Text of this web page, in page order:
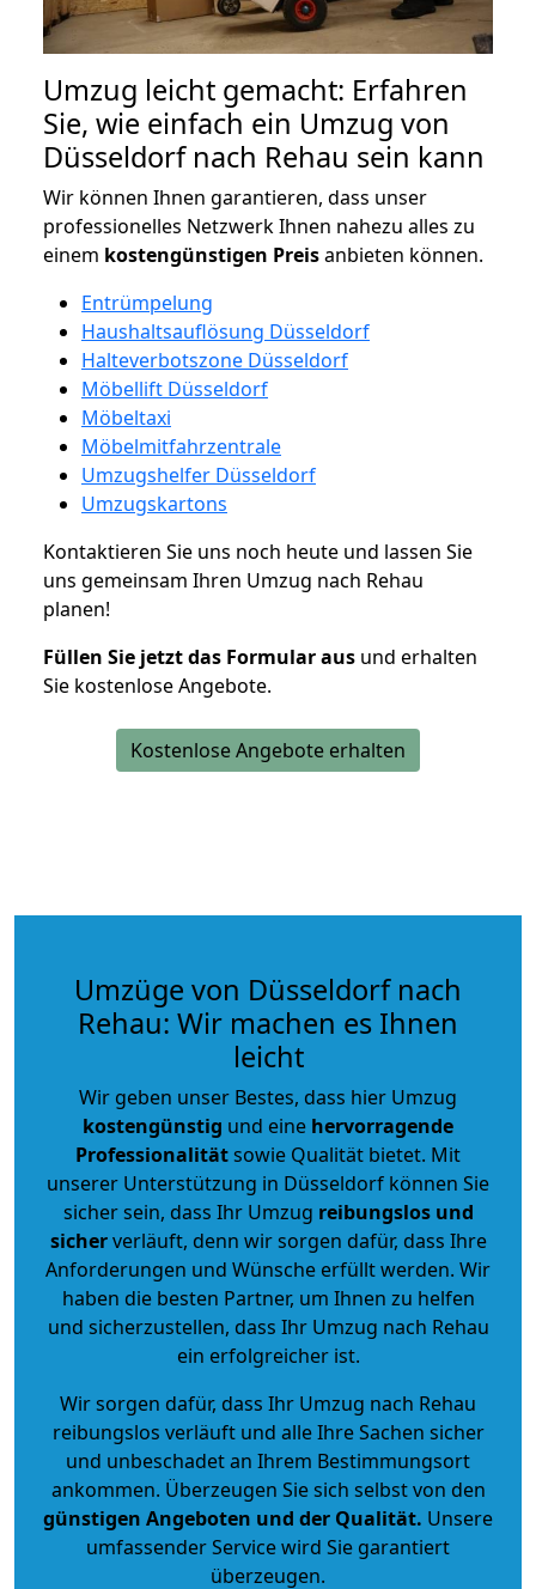
Umzug leicht gemacht: Erfahren
Sie, wie einfach ein Umzug von
Düsseldorf nach Rehau sein kann
Wir können Ihnen garantieren, dass unser
professionelles Netzwerk Ihnen nahezu alles zu
einem kostengünstigen Preisanbieten können.
Entrümpelung
Haushaltsauflösung Düsseldorf
Halteverbotszone Düsseldorf
Möbellift Düsseldorf
Möbeltaxi
Möbelmitfahrzentrale
Umzugshelfer Düsseldorf
Umzugskartons
Kontaktieren Sie uns noch heute und lassen Sie
uns gemeinsam Ihren Umzug nach Rehau
planen!
Füllen Sie jetzt das Formular aus und erhalten
Sie kostenlose Angebote.
Kostenlose Angebote erhalten
Umzüge von Düsseldorf nach
Rehau: Wir machen es Ihnen
leicht
Wir geben unser Bestes, dass hier Umzug
kostengünstig und eine hervorragende
Professionalitätsowie Qualität bietet. Mit
unserer Unterstützung in Düsseldorf können Sie
sicher sein, dass Ihr Umzug reibungslos und
sicherverläuft, denn wir sorgen dafür, dass Ihre
Anforderungen und Wünsche erfüllt werden. Wir
haben die besten Partner, um Ihnen zu helfen
und sicherzustellen, dass Ihr Umzug nach Rehau
ein erfolgreicher ist.
Wir sorgen dafür, dass Ihr Umzug nach Rehau
reibungslos verläuft und alle Ihre Sachen sicher
und unbeschadet an Ihrem Bestimmungsort
ankommen. Überzeugen Sie sich selbst von den
günstigen Angeboten und der Qualität. Unsere
umfassender Service wird Sie garantiert
überzeugen.